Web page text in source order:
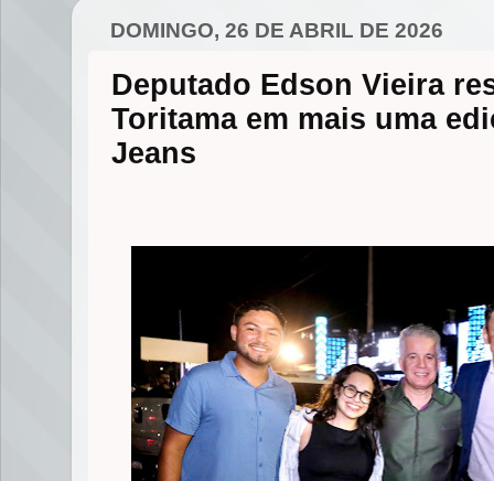
DOMINGO, 26 DE ABRIL DE 2026
Deputado Edson Vieira
Toritama em mais uma
Jeans